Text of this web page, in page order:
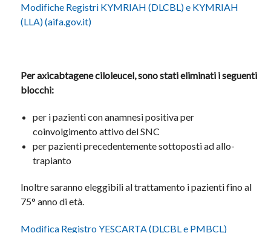
Modifiche Registri KYMRIAH (DLCBL) e KYMRIAH
(LLA) (aifa.gov.it)
Per axicabtagene ciloleucel, sono stati eliminati i seguenti
blocchi:
per i pazienti con anamnesi positiva per
coinvolgimento attivo del SNC
per pazienti precedentemente sottoposti ad allo-
trapianto
Inoltre saranno eleggibili al trattamento i pazienti fino al
75° anno di età.
Modifica Registro YESCARTA (DLCBL e PMBCL)